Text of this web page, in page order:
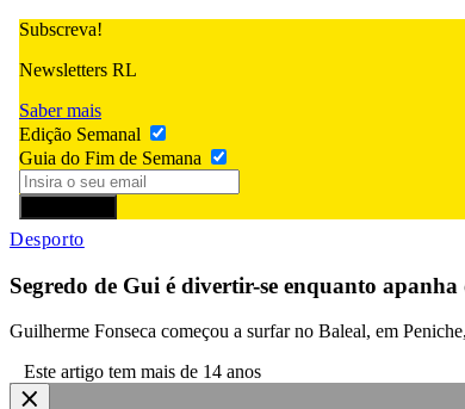
Subscreva!
Newsletters RL
Saber mais
Edição Semanal
Guia do Fim de Semana
Desporto
Segredo de Gui é divertir-se enquanto apanha
Guilherme Fonseca começou a surfar no Baleal, em
Este artigo tem mais de 14 anos